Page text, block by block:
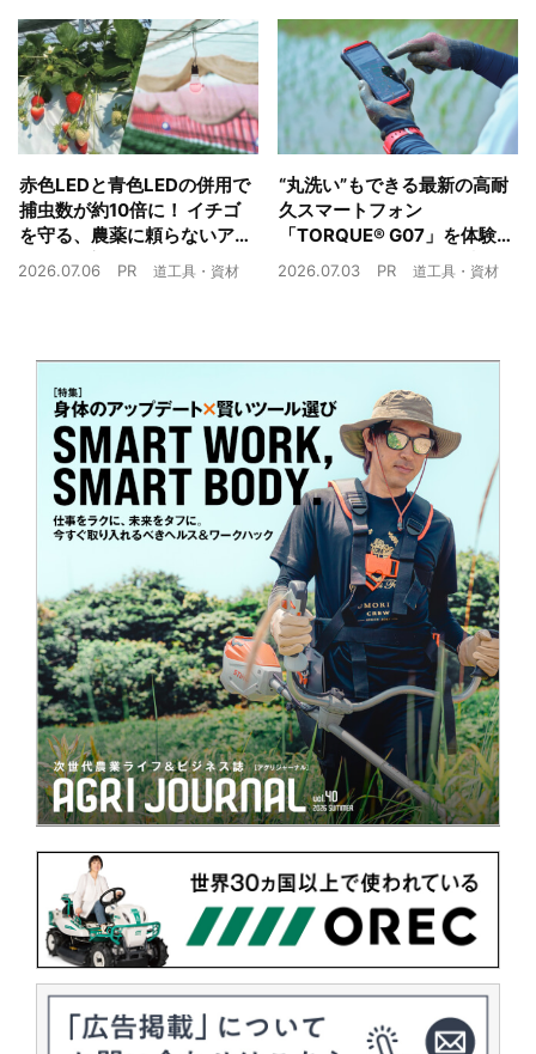
赤色LEDと青色LEDの併用で
捕虫数が約10倍に！ イチゴ
を守る、農薬に頼らないア
ザミウマ対策
2026.07.06 PR 道工具・資材
“丸洗い”もできる最新の高耐
久スマートフォン
「TORQUE® G07」を体験
農業現場の“スマホの弱点”を
2026.07.03 PR 道工具・資材